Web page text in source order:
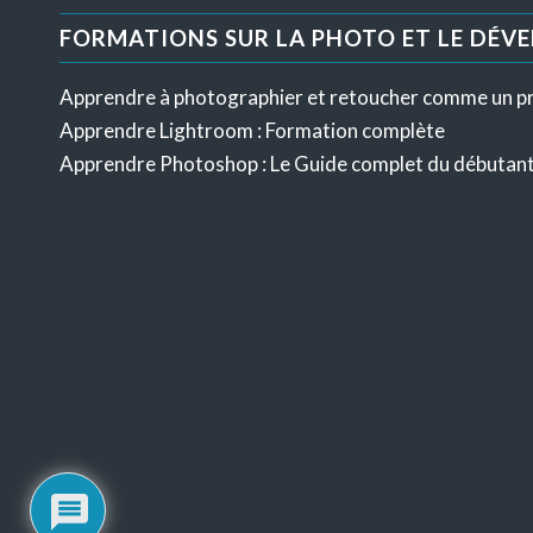
FORMATIONS SUR LA PHOTO ET LE
Apprendre à photographier et retoucher comme un
Apprendre Lightroom : Formation complète
Apprendre Photoshop : Le Guide complet du débutant